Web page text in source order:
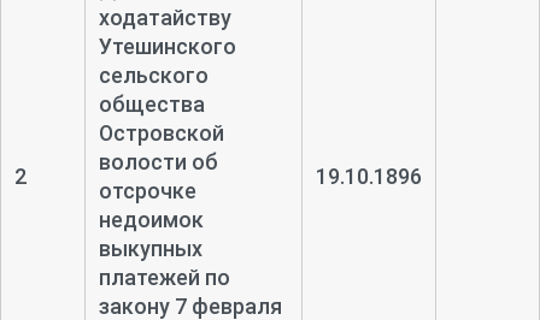
2
ходатайству
Утешинского
сельского
общества
Островской
волости об
отсрочке
недоимок
выкупных
платежей по
закону 7 февраля
19.10.1896